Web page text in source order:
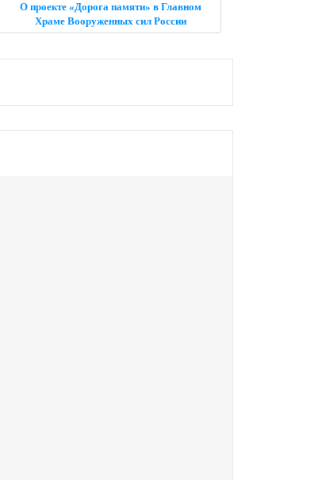
О проекте «Дорога памяти» в Главном
Храме Вооруженных сил России